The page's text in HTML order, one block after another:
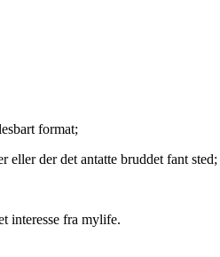
format;
eller der det antatte bruddet fant sted;
interesse fra mylife.